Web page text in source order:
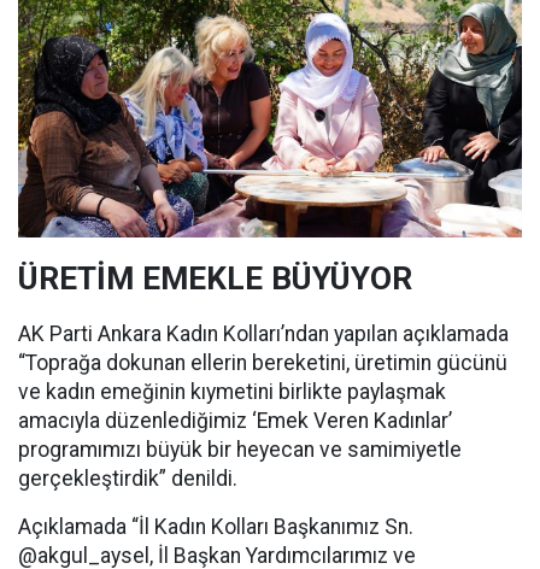
ÜRETİM EMEKLE BÜYÜYOR
AK Parti Ankara Kadın Kolları’ndan yapılan açıklamada
“Toprağa dokunan ellerin bereketini, üretimin gücünü
ve kadın emeğinin kıymetini birlikte paylaşmak
amacıyla düzenlediğimiz ‘Emek Veren Kadınlar’
programımızı büyük bir heyecan ve samimiyetle
gerçekleştirdik” denildi.
Açıklamada “İl Kadın Kolları Başkanımız Sn.
@akgul_aysel, İl Başkan Yardımcılarımız ve